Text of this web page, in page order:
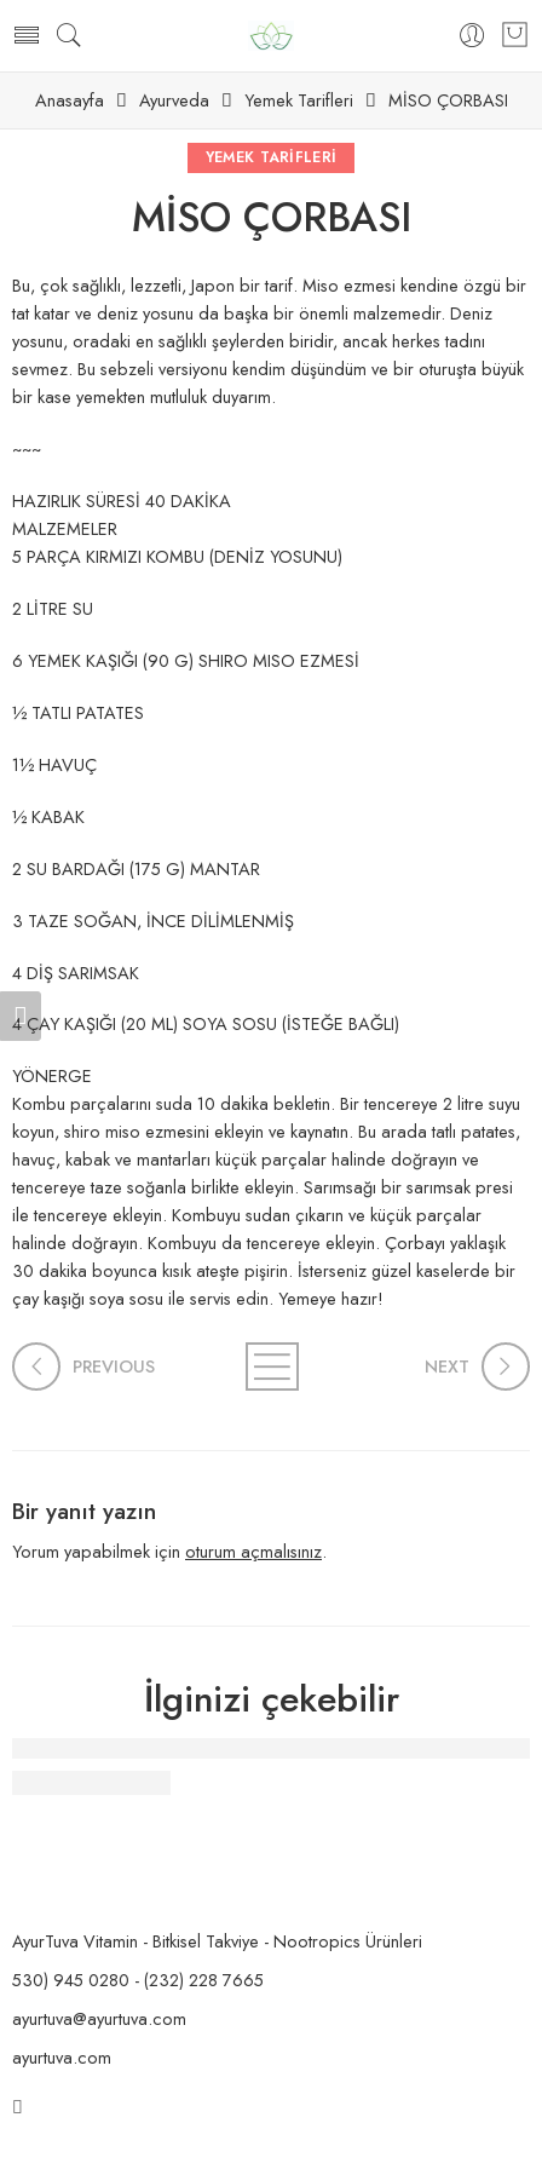
Anasayfa Ayurveda Yemek Tarifleri MİSO ÇORBASI
YEMEK TARIFLERI
MİSO ÇORBASI
Bu, çok sağlıklı, lezzetli, Japon bir tarif. Miso ezmesi kendine özgü bir
tat katar ve deniz yosunu da başka bir önemli malzemedir. Deniz
yosunu, oradaki en sağlıklı şeylerden biridir, ancak herkes tadını
sevmez. Bu sebzeli versiyonu kendim düşündüm ve bir oturuşta büyük
bir kase yemekten mutluluk duyarım.
~~~
HAZIRLIK SÜRESİ 40 DAKİKA
MALZEMELER
5 PARÇA KIRMIZI KOMBU (DENİZ YOSUNU)
2 LİTRE SU
6 YEMEK KAŞIĞI (90 G) SHIRO MISO EZMESİ
½ TATLI PATATES
1½ HAVUÇ
½ KABAK
2 SU BARDAĞI (175 G) MANTAR
3 TAZE SOĞAN, İNCE DİLİMLENMİŞ
4 DİŞ SARIMSAK
4 ÇAY KAŞIĞI (20 ML) SOYA SOSU (İSTEĞE BAĞLI)
YÖNERGE
Kombu parçalarını suda 10 dakika bekletin. Bir tencereye 2 litre suyu
koyun, shiro miso ezmesini ekleyin ve kaynatın. Bu arada tatlı patates,
havuç, kabak ve mantarları küçük parçalar halinde doğrayın ve
tencereye taze soğanla birlikte ekleyin. Sarımsağı bir sarımsak presi
ile tencereye ekleyin. Kombuyu sudan çıkarın ve küçük parçalar
halinde doğrayın. Kombuyu da tencereye ekleyin. Çorbayı yaklaşık
30 dakika boyunca kısık ateşte pişirin. İsterseniz güzel kaselerde bir
çay kaşığı soya sosu ile servis edin. Yemeye hazır!
PREVIOUS NEXT
Bir yanıt yazın
Yorum yapabilmek için oturum açmalısınız.
İlginizi çekebilir
AyurTuva Vitamin - Bitkisel Takviye - Nootropics Ürünleri
530) 945 0280 - (232) 228 7665
ayurtuva@ayurtuva.com
ayurtuva.com